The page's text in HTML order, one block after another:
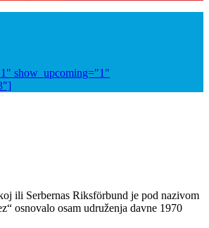
show_upcoming="1"
ili Serbernas Riksförbund je pod nazivom
osnovalo osam udruženja davne 1970